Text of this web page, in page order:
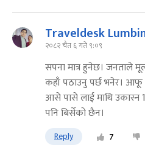
Traveldesk
२०८२ चैत ६ गते ९:०९
सपना मात्र हुनेछ। जनताले
कहाँ पठाउनु पर्छ भनेर। आफू
आसे पासे लाई माथि
पनि बिर्सेको छैन।
Reply 7